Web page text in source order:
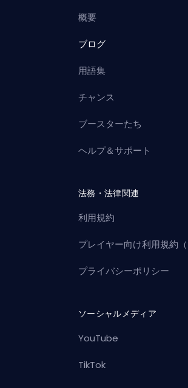
概要
ブログ
用語集
チャンス
ブースターたち
ヘルプ＆サポート
法務・法律関連
利用規約
プレイヤー向け利用規約（
プライバシーポリシー
ソーシャルメディア
YouTube
TikTok